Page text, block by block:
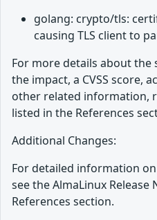
golang: crypto/tls:
causing TLS client to
For more details about the
the impact, a CVSS score,
other related information,
listed in the References
Additional Changes:
For detailed information
see the AlmaLinux
References section.